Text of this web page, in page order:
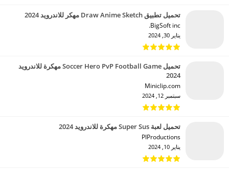
تحميل تطبيق Draw Anime Sketch مهكر للاندرويد 2024
BigSoft inc.‏
يناير 30, 2024
تحميل Soccer Hero PvP Football Game مهكرة للاندرويد
2024
Miniclip.com‏
سبتمبر 12, 2024
تحميل لعبة Super Sus مهكرة للاندرويد 2024
PIProductions‏
يناير 10, 2024